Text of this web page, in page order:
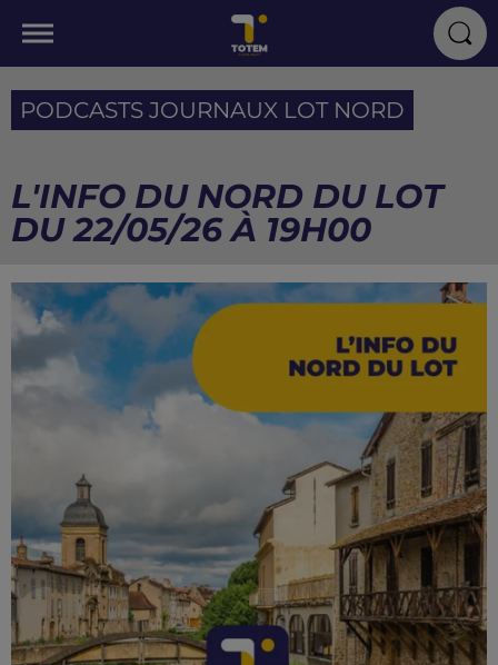
PODCASTS JOURNAUX LOT NORD
L'INFO DU NORD DU LOT
DU 22/05/26 À 19H00